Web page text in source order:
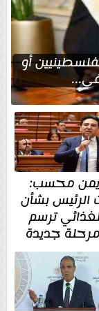
أو
أيمن محسب:
الرئيس بشأن
ترسم
جديدة